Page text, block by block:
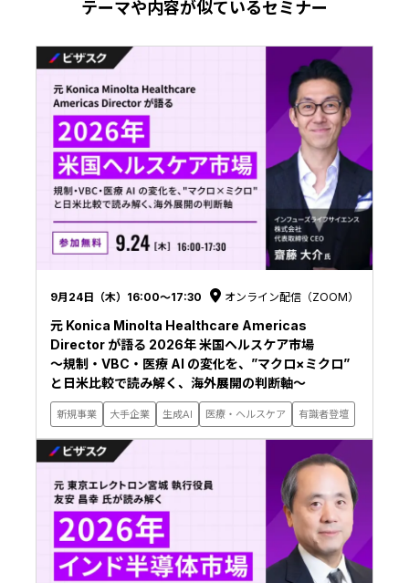
テーマや内容が似ているセミナー
9月24日（木）16:00〜17:30 オンライン配信（ZOOM）
元 Konica Minolta Healthcare Americas
Director が語る 2026年 米国ヘルスケア市場
〜規制・VBC・医療 AI の変化を、”マクロ×ミクロ”
と日米比較で読み解く、海外展開の判断軸〜
新規事業 大手企業 生成AI 医療・ヘルスケア 有識者登壇